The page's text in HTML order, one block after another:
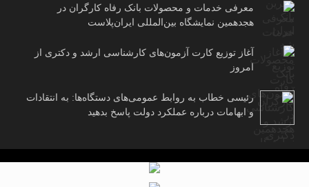
معرفی خدمات و محصولات بانک رفاه کارگران در
هجدهمین نمایشگاه بین‌المللی ایران‌پلاست
آغاز توزیع کارت آزمون‌های کارشناسی ارشد و دکتری از
امروز
رئیسی خطاب به روابط عمومی‌های دستگاه‌ها: به انتقادات
و ابهامات درباره عملکرد دولت پاسخ بدهید